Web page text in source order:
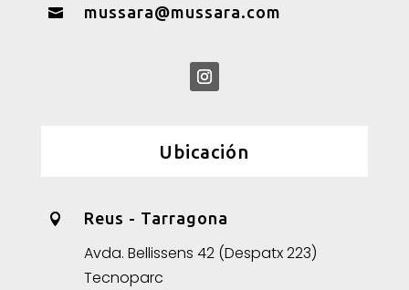
 mussara@mussara.com
Ubicación
 Reus - Tarragona
Avda. Bellissens 42 (Despatx 223)
Tecnoparc